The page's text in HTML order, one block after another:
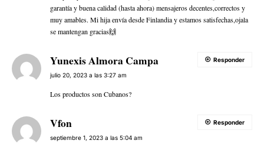
garantía y buena calidad (hasta ahora) mensajeros decentes,correctos y
muy amables. Mi hija envía desde Finlandia y estamos satisfechas,ojala
se mantengan gracias🙌
Yunexis Almora Campa
julio 20, 2023 a las 3:27 am
Los productos son Cubanos?
Responder
Vfon
septiembre 1, 2023 a las 5:04 am
Responder